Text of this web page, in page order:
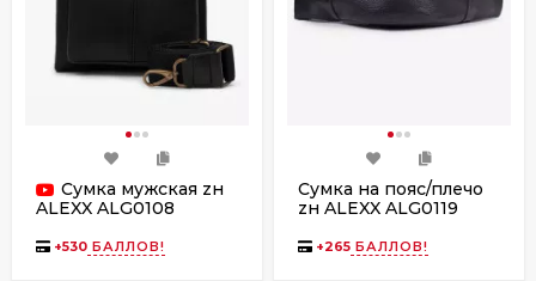
Сумка мужская zн
ALEXX ALG0108
+530 БАЛЛОВ!
Сумка на пояс/плечо
zн ALEXX ALG0119
+265 БАЛЛОВ!